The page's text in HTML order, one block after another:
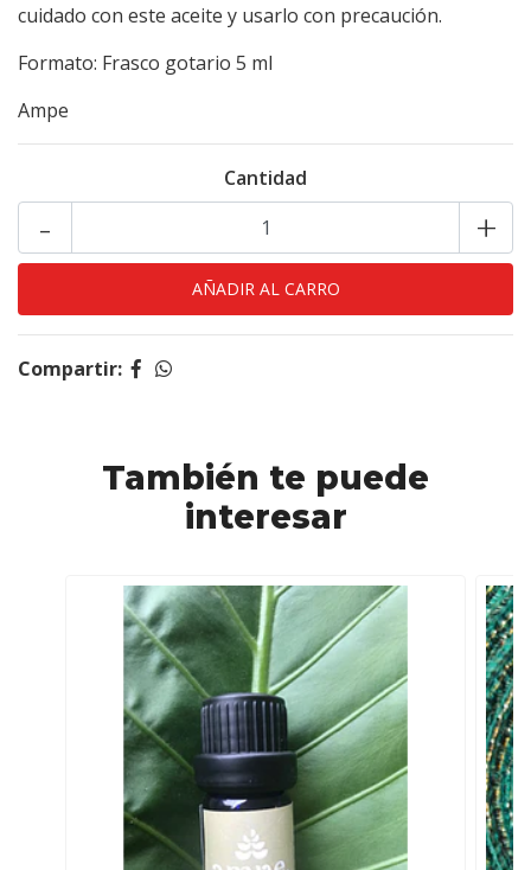
cuidado con este aceite y usarlo con precaución.
Formato: Frasco gotario 5 ml
Ampe
Cantidad
+
-
Compartir:
También te puede
interesar